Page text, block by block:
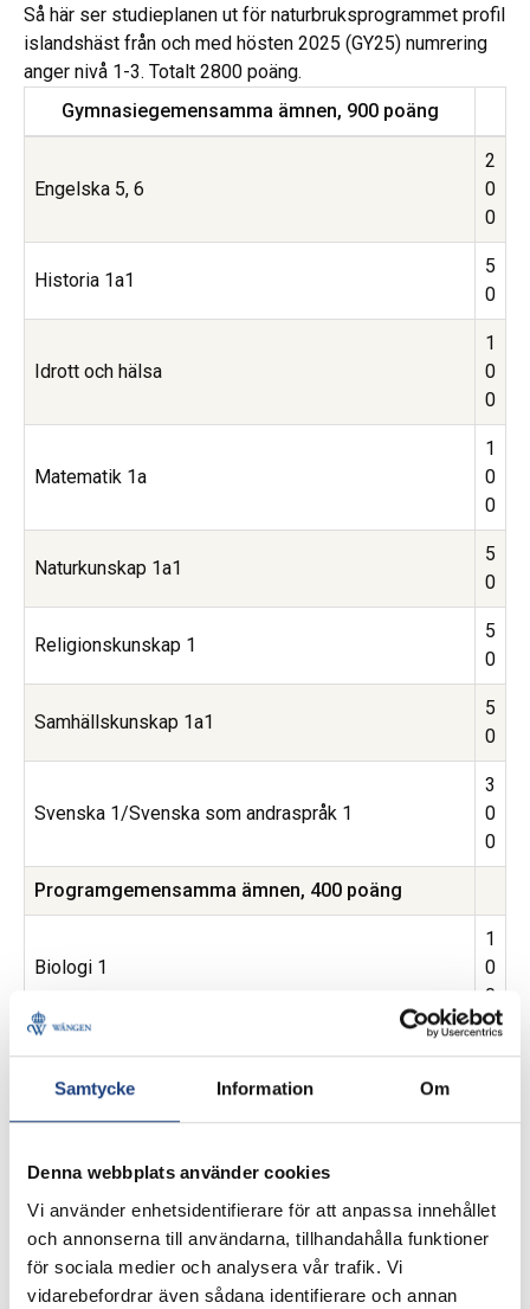
Samtycke Information Om
Denna webbplats använder cookies
Vi använder enhetsidentifierare för att anpassa innehållet
och annonserna till användarna, tillhandahålla funktioner
för sociala medier och analysera vår trafik. Vi
vidarebefordrar även sådana identifierare och annan
Så här ser studieplanen ut för naturbruksprogrammet profil
islandshäst från och med hösten 2025 (GY25) numrering
anger nivå 1-3. Totalt 2800 poäng.
Gymnasiegemensamma ämnen, 900 poäng
Engelska 5, 6
2
0
0
Historia 1a1
5
0
Idrott och hälsa
1
0
0
Matematik 1a
1
0
0
Naturkunskap 1a1
5
0
Religionskunskap 1
5
0
Samhällskunskap 1a1
5
0
Svenska 1/Svenska som andraspråk 1
3
0
0
Programgemensamma ämnen, 400 poäng
Biologi 1
1
0
0
1
Naturbruk
0
Inriktning hästhållning, 700 poäng